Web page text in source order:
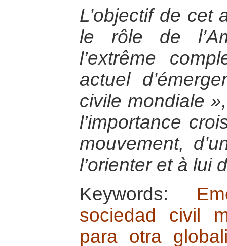
L’objectif de cet
le rôle de
l’extrême
actuel
civile mondiale
l’importance
mouvement,
l’orienter et à lui
Keywords:
sociedad civil
para otra